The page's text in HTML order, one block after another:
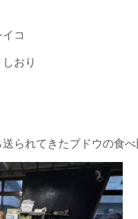
コ
おり
られてきたブドウの食